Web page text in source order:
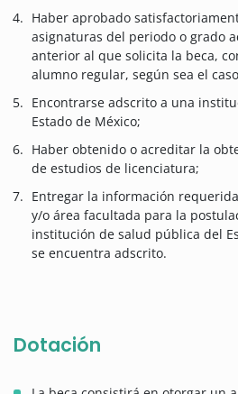
Haber aprobado
asignaturas del periodo o grado
anterior al que solicita la beca,
alumno regular, según sea el
Encontrarse adscrito a una
Estado de México;
Haber obtenido o acreditar la
de estudios de licenciatura;
Entregar la información
y/o área facultada para la
institución de salud pública del
se encuentra adscrito.
Dotación